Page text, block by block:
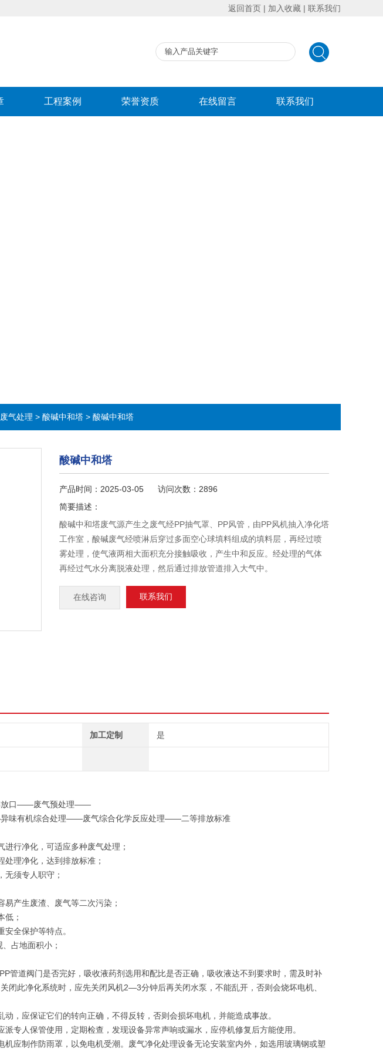
返回首页 | 加入收藏 | 联系我们
工程案例 荣誉资质 在线留言 联系我们
气处理 > 酸碱中和塔 > 酸碱中和塔
酸碱中和塔
产品时间：2025-03-05 访问次数：2896
简要描述：
酸碱中和塔废气源产生之废气经PP抽气罩、PP风管，由PP风机抽入净化塔
工作室，酸碱废气经喷淋后穿过多面空心球填料组成的填料层，再经过喷
雾处理，使气液两相大面积充分接触吸收，产生中和反应。经处理的气体
再经过气水分离脱液处理，然后通过排放管道排入大气中。
在线咨询 联系我们
加工定制 是
放口——废气预处理——
味有机综合处理——废气综合化学反应处理——二等排放标准
行净化，可适应多种废气处理；
理净化，达到排放标准；
须专人职守；
产生废渣、废气等二次污染；
低；
全保护等特点。
占地面积小；
管道阀门是否完好，吸收液药剂选用和配比是否正确，吸收液达不到要求时，需及时补
闭此净化系统时，应先关闭风机2—3分钟后再关闭水泵，不能乱开，否则会烧坏电机、
，应保证它们的转向正确，不得反转，否则会损坏电机，并能造成事故。
专人保管使用，定期检查，发现设备异常声响或漏水，应停机修复后方能使用。
应制作防雨罩，以免电机受潮。废气净化处理设备无论安装室内外，如选用玻璃钢或塑